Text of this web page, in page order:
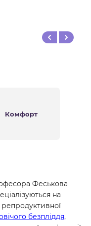
Комфорт
Феськова
на
репродуктивної
безпліддя,